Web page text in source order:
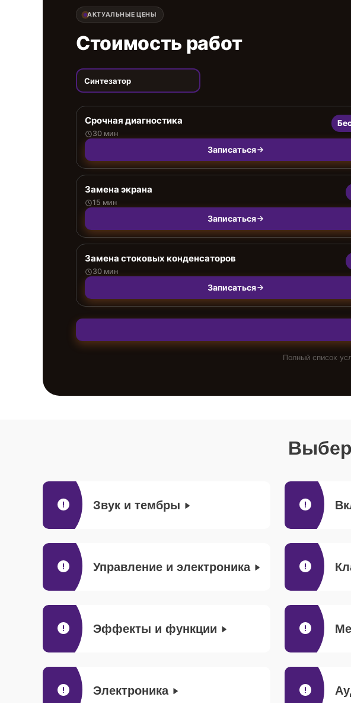
АКТУАЛЬНЫЕ ЦЕНЫ
Стоимость работ
Синтезатор
Срочная диагностика
30 мин
Записаться
Замена экрана
15 мин
Записаться
Замена стоковых конденсаторов
30 мин
Записаться
Полный список
Звук и тембры
Управление и электроника
Эффекты и функции
Электроника